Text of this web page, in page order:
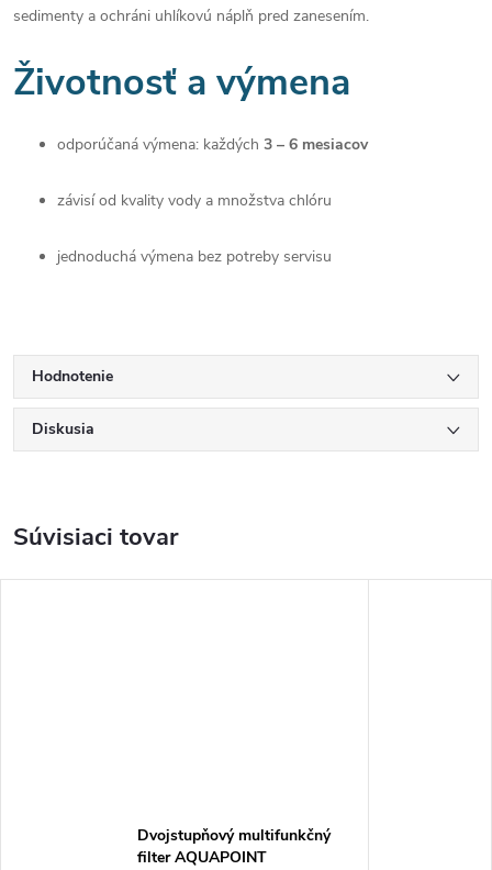
sedimenty a ochráni uhlíkovú náplň pred zanesením.
Životnosť a výmena
odporúčaná výmena: každých 3 – 6 mesiacov
závisí od kvality vody a množstva chlóru
jednoduchá výmena bez potreby servisu
Hodnotenie
Diskusia
Súvisiaci tovar
Dvojstupňový multifunkčný
filter AQUAPOINT